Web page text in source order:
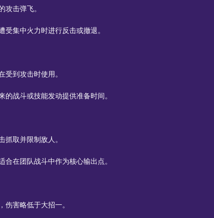
攻击弹飞。
集中火力时进行反击或撤退。
受到攻击时使用。
战斗或技能发动提供准备时间。
抓取并限制敌人。
在团队战斗中作为核心输出点。
伤害略低于大招一。